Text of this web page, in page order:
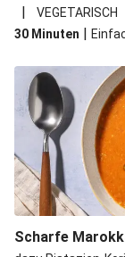
|
VEGETARISCH
30 Minuten |
Scharfe